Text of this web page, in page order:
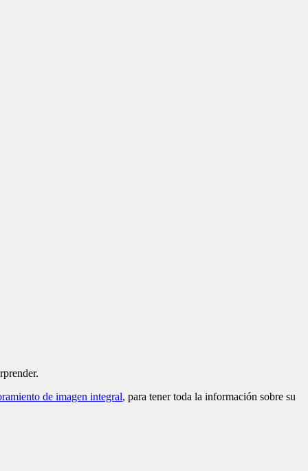
de imagen integral, para tener toda la información sobre su